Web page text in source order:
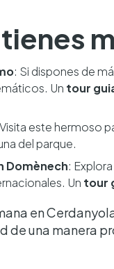
: Si dispones de
Un tour
este hermoso
del parque.
Domènech:
Un tour
en
de una manera